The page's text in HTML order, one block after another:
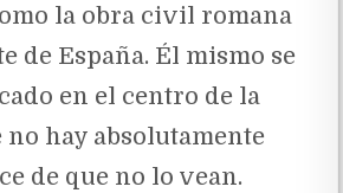
la obra civil romana
de España. Él mismo se
en el centro de la
no hay absolutamente
de que no lo vean.